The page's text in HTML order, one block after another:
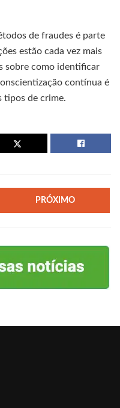
de fraudes é parte
estão cada vez mais
sobre como identificar
contínua é
tipos de crime.
PRÓXIMO